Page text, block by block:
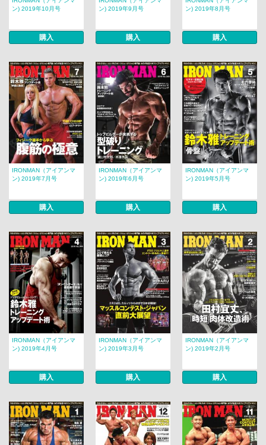
ン) 2019年10月号
購入
ン) 2019年9月号
購入
ン) 2019年8月号
購入
IRONMAN（アイアンマ
ン) 2019年7月号
購入
IRONMAN（アイアンマ
ン) 2019年6月号
購入
IRONMAN（アイアンマ
ン) 2019年5月号
購入
IRONMAN（アイアンマ
ン) 2019年4月号
購入
IRONMAN（アイアンマ
ン) 2019年3月号
購入
IRONMAN（アイアンマ
ン) 2019年2月号
購入